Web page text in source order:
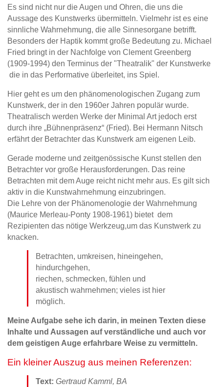
Es sind nicht nur die Augen und Ohren, die uns die
Aussage des Kunstwerks übermitteln. Vielmehr ist es eine
sinnliche Wahrnehmung, die alle Sinnesorgane betrifft.
Besonders der Haptik kommt große Bedeutung zu. Michael
Fried bringt in der Nachfolge von Clement Greenberg
(1909-1994) den Terminus der "Theatralik" der Kunstwerke
die in das Performative überleitet, ins Spiel.
Hier geht es um den phänomenologischen Zugang zum
Kunstwerk, der in den 1960er Jahren populär wurde.
Theatralisch werden Werke der Minimal Art jedoch erst
durch ihre „Bühnenpräsenz“ (Fried). Bei Hermann Nitsch
erfährt der Betrachter das Kunstwerk am eigenen Leib.
Gerade moderne und zeitgenössische Kunst stellen den
Betrachter vor große Herausforderungen. Das reine
Betrachten mit dem Auge reicht nicht mehr aus. Es gilt sich
aktiv in die Kunstwahrnehmung einzubringen.
Die Lehre von der Phänomenologie der Wahrnehmung
(Maurice Merleau-Ponty 1908-1961) bietet dem
Rezipienten das nötige Werkzeug,um das Kunstwerk zu
knacken.
Betrachten, umkreisen, hineingehen,
hindurchgehen,
riechen, schmecken, fühlen und
akustisch wahrnehmen; vieles ist hier
möglich.
Meine Aufgabe sehe ich darin, in meinen Texten diese
Inhalte und Aussagen auf verständliche und auch vor
dem geistigen Auge erfahrbare Weise zu vermitteln.
Ein kleiner Auszug aus meinen Referenzen:
Text: Gertraud Kamml, BA